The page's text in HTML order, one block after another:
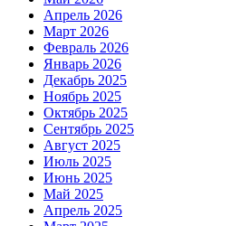
Апрель 2026
Март 2026
Февраль 2026
Январь 2026
Декабрь 2025
Ноябрь 2025
Октябрь 2025
Сентябрь 2025
Август 2025
Июль 2025
Июнь 2025
Май 2025
Апрель 2025